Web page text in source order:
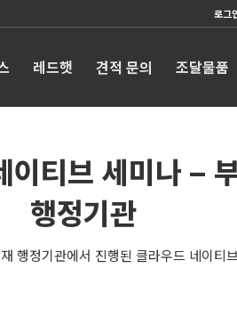
로그
레드햇 견적 문의 조달물품
이티브 세미나 –
행정기관
행정기관에서 진행된 클라우드 네이티